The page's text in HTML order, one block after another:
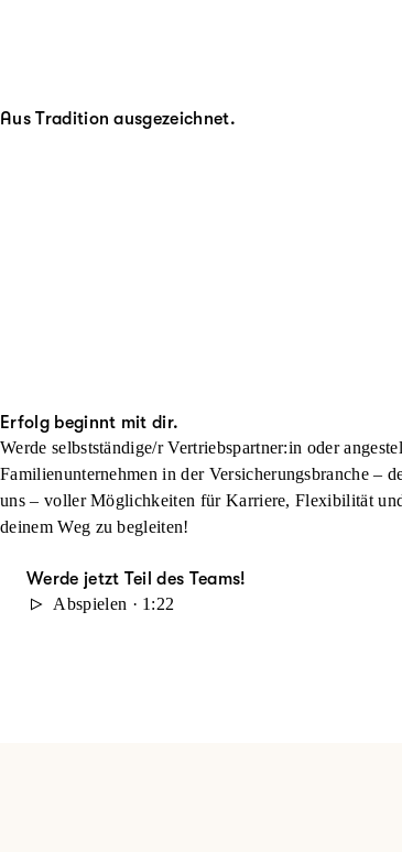
Aus Tradition ausgezeichnet.
Erfolg beginnt mit dir.
Werde selbstständige/r Vertriebspartner:in oder
Familienunternehmen in der Versicherungsbranche –
uns – voller Möglichkeiten für Karriere, Flexibilität
deinem Weg zu begleiten!
Werde jetzt Teil des Teams!
Abspielen · 1:22